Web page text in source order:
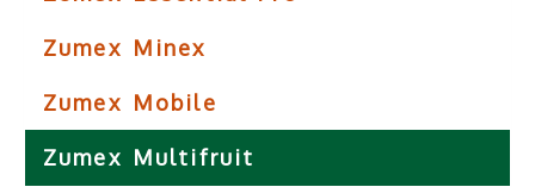
Zumex Minex
Zumex Mobile
Zumex Multifruit